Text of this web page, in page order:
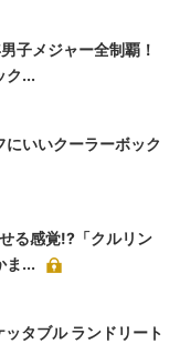
子メジャー全制覇！
ク...
いいクーラーボック
る感覚!?「クルリン
ま...
タブル ランドリート